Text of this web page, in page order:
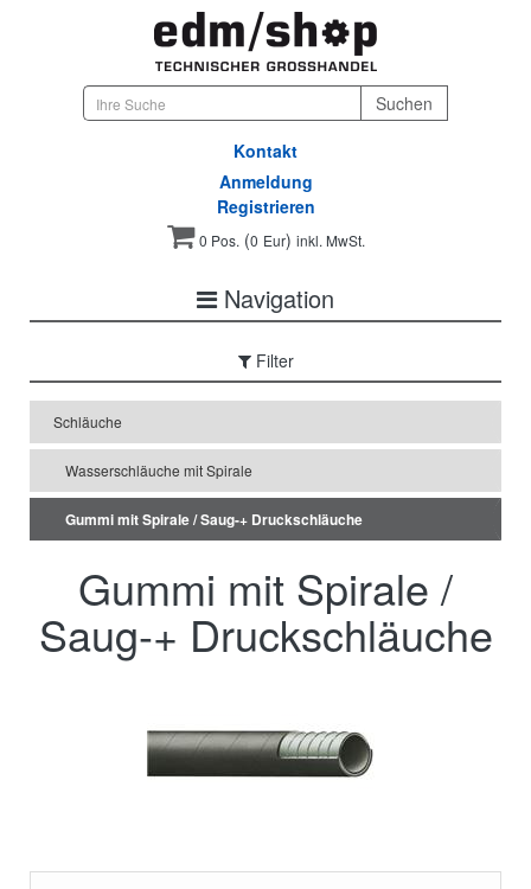
Kontakt
Anmeldung
Registrieren
0 Pos.(0 Eur) inkl. MwSt.
Navigation
Filter
Schläuche
Wasserschläuche mit Spirale
Gummi mit Spirale / Saug-+ Druckschläuche
Gummi mit Spirale /
Saug-+ Druckschläuche